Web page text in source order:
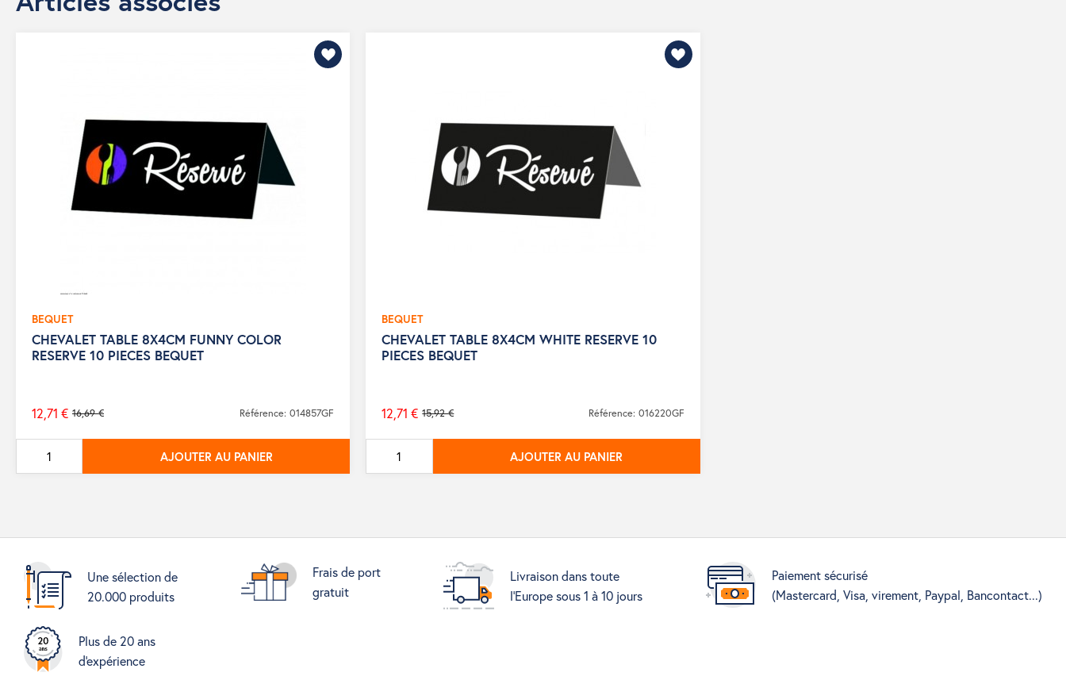
BEQUET
CHEVALET TABLE 8X4CM FUNNY COLOR
RESERVE 10 PIECES BEQUET
Prix
de
base
16,69 €
12,71 € Référence: 014857GF
AJOUTER AU PANIER
BEQUET
CHEVALET TABLE 8X4CM WHITE RESERVE 10
PIECES BEQUET
Prix
de
base
15,92 €
12,71 € Référence: 016220GF
AJOUTER AU PANIER
Une sélection de
20.000 produits
Frais de port
gratuit
Livraison dans toute
l'Europe sous 1 à 10 jours
Paiement sécurisé
(Mastercard, Visa, virement, Paypal, Bancontact...)
Plus de 20 ans
d'expérience